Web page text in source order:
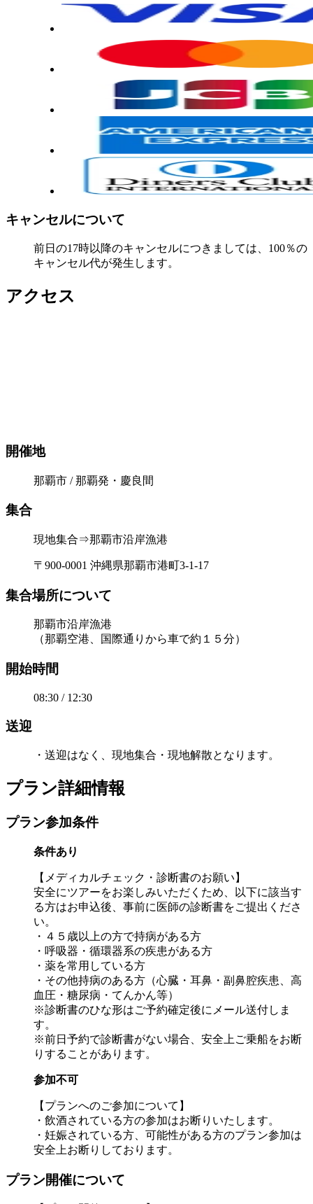
キャンセルについて
前日の17時以降のキャンセルにつきましては、100％の
キャンセル代が発生します。
アクセス
開催地
那覇市 / 那覇発・慶良間
集合
現地集合⇒那覇市沿岸漁港
〒900-0001 沖縄県那覇市港町3-1-17
集合場所について
那覇市沿岸漁港
（那覇空港、国際通りから車で約１５分）
開始時間
08:30 / 12:30
送迎
・送迎はなく、現地集合・現地解散となります。
プラン詳細情報
プラン参加条件
条件あり
【メディカルチェック・診断書のお願い】
安全にツアーをお楽しみいただくため、以下に該当す
る方はお申込後、事前に医師の診断書をご提出くださ
い。
・４５歳以上の方で持病がある方
・呼吸器・循環器系の疾患がある方
・薬を常用している方
・その他持病のある方（心臓・耳鼻・副鼻腔疾患、高
血圧・糖尿病・てんかん等）
※診断書のひな形はご予約確定後にメール送付しま
す。
※前日予約で診断書がない場合、安全上ご乗船をお断
りすることがあります。
参加不可
【プランへのご参加について】
・飲酒されている方の参加はお断りいたします。
・妊娠されている方、可能性がある方のプラン参加は
安全上お断りしております。
プラン開催について